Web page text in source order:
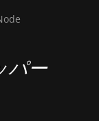
パー